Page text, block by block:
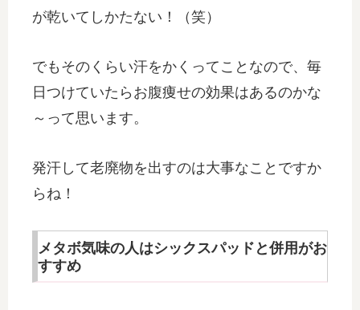
が乾いてしかたない！（笑）
でもそのくらい汗をかくってことなので、毎
日つけていたらお腹痩せの効果はあるのかな
～って思います。
発汗して老廃物を出すのは大事なことですか
らね！
メタボ気味の人はシックスパッドと併用がお
すすめ